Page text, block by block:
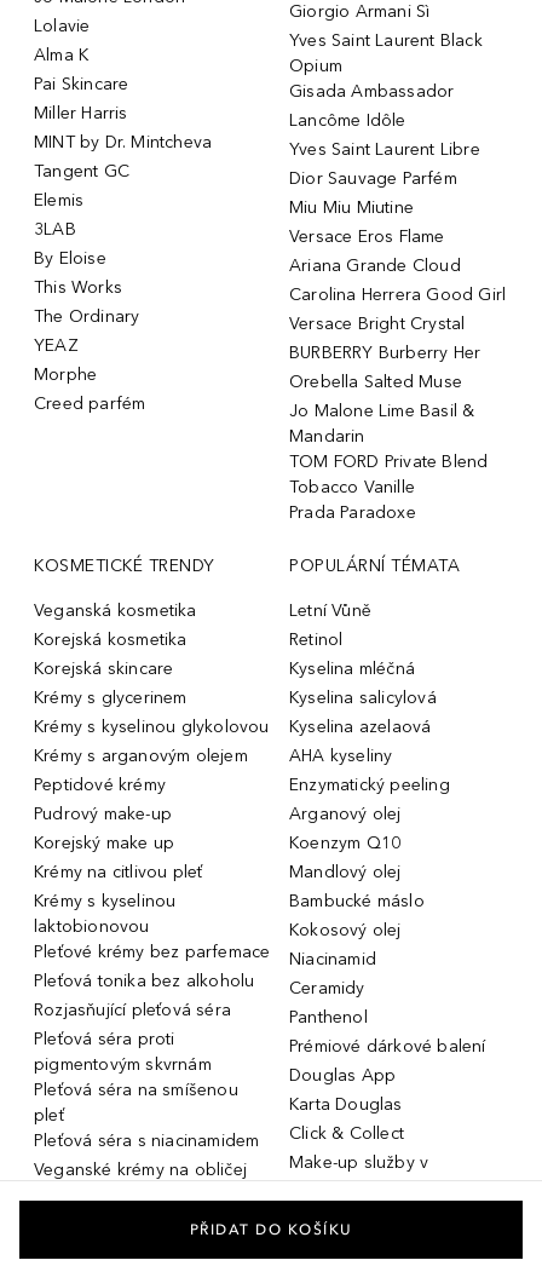
Lolavie
Alma K
Pai Skincare
Miller Harris
MINT by Dr. Mintcheva
Tangent GC
Elemis
3LAB
By Eloise
This Works
The Ordinary
YEAZ
Morphe
Creed parfém
Giorgio Armani Sì
Yves Saint Laurent Black
Opium
Gisada Ambassador
Lancôme Idôle
Yves Saint Laurent Libre
Dior Sauvage Parfém
Miu Miu Miutine
Versace Eros Flame
Ariana Grande Cloud
Carolina Herrera Good Girl
Versace Bright Crystal
BURBERRY Burberry Her
Orebella Salted Muse
Jo Malone Lime Basil &
Mandarin
TOM FORD Private Blend
Tobacco Vanille
Prada Paradoxe
KOSMETICKÉ TRENDY
Veganská kosmetika
Korejská kosmetika
Korejská skincare
Krémy s glycerinem
Krémy s kyselinou glykolovou
Krémy s arganovým olejem
Peptidové krémy
Pudrový make-up
Korejský make up
Krémy na citlivou pleť
Krémy s kyselinou
laktobionovou
Pleťové krémy bez parfemace
Pleťová tonika bez alkoholu
Rozjasňující pleťová séra
Pleťová séra proti
pigmentovým skvrnám
Pleťová séra na smíšenou
pleť
Pleťová séra s niacinamidem
Veganské krémy na obličej
Miniatury parfémů, cestovní
POPULÁRNÍ TÉMATA
Letní Vůně
Retinol
Kyselina mléčná
Kyselina salicylová
Kyselina azelaová
AHA kyseliny
Enzymatický peeling
Arganový olej
Koenzym Q10
Mandlový olej
Bambucké máslo
Kokosový olej
Niacinamid
Ceramidy
Panthenol
Prémiové dárkové balení
Douglas App
Karta Douglas
Click & Collect
Make-up služby v
parfumeriích Douglas
PŘIDAT DO KOŠÍKU